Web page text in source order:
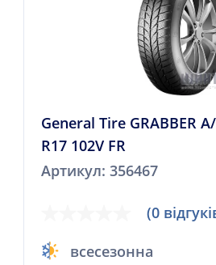
General Tire GRABBER
R17 102V FR
Артикул: 356467
(0
всесезонна